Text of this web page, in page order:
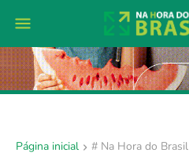
Página inicial # Na Hora do Brasil